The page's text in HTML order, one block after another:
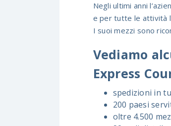
Negli ultimi anni
e per tutte le attività
I suoi mezzi sono
Vediamo
Express
spedizioni in
200 paesi
oltre 4.500